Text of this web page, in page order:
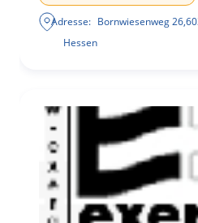
Adresse: Bornwiesenweg 26,
Hessen